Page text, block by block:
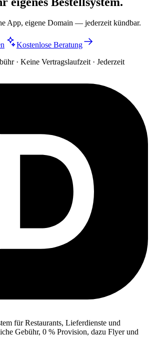
App, eigene Domain — jederzeit kündbar.
Kostenlose Beratung
· Keine Vertragslaufzeit · Jederzeit
für Restaurants, Lieferdienste und
Gebühr, 0 % Provision, dazu Flyer und